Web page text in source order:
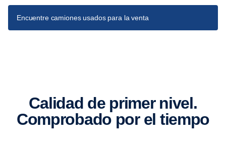
Encuentre camiones usados para la venta
Calidad de primer nivel.
Comprobado por el tiempo